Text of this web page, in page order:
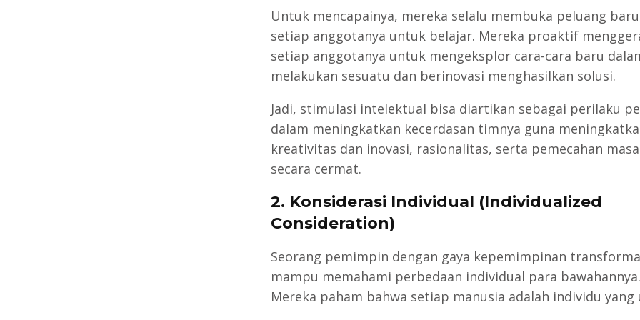
Untuk mencapainya, mereka selalu membuka peluang
setiap anggotanya untuk belajar. Mereka proaktif
setiap anggotanya untuk mengeksplor cara-cara baru
melakukan sesuatu dan berinovasi menghasilkan solusi.
Jadi, stimulasi intelektual bisa diartikan sebagai perilaku
dalam meningkatkan kecerdasan timnya guna
kreativitas dan inovasi, rasionalitas, serta pemecahan
secara cermat.
2. Konsiderasi Individual (Individualized
Consideration)
Seorang pemimpin dengan gaya kepemimpinan
mampu memahami perbedaan individual para bawahannya.
Mereka paham bahwa setiap manusia adalah individu yang